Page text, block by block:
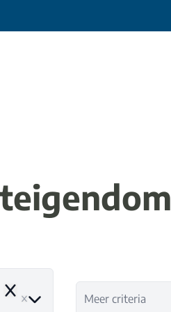
Remove Meer criteria